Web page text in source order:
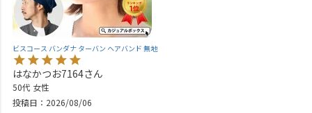
ビスコース バンダナ ターバン ヘアバンド 無地
はなかつお7164
50代 女性
投稿日
2026/08/06